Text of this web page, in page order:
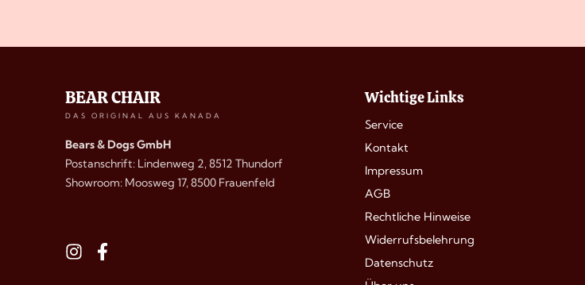
BEAR CHAIR
DAS ORIGINAL AUS KANADA
Bears & Dogs GmbH
Postanschrift: Lindenweg 2, 8512 Thundorf
Showroom: Moosweg 17, 8500 Frauenfeld
Wichtige Links
Service
Kontakt
Impressum
AGB
Rechtliche Hinweise
Widerrufsbelehrung
Datenschutz